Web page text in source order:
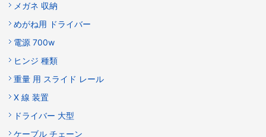
メガネ 収納
めがね用 ドライバー
電源 700w
ヒンジ 種類
重量 用 スライド レール
X 線 装置
ドライバー 大型
ケーブル チェーン